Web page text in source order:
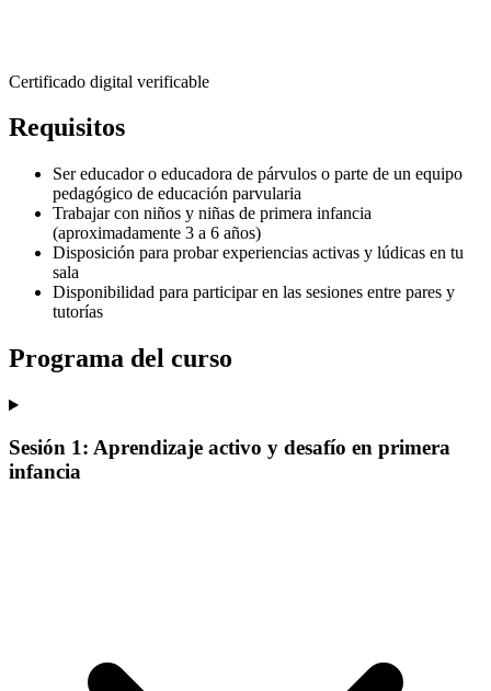
Certificado digital verificable
Requisitos
Ser educador o educadora de párvulos o parte de un equipo
pedagógico de educación parvularia
Trabajar con niños y niñas de primera infancia
(aproximadamente 3 a 6 años)
Disposición para probar experiencias activas y lúdicas en tu
sala
Disponibilidad para participar en las sesiones entre pares y
tutorías
Programa del curso
Sesión 1: Aprendizaje activo y desafío en primera
infancia